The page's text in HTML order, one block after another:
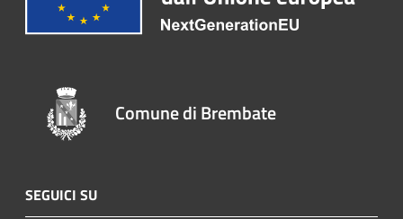
Comune di Brembate
SEGUICI SU